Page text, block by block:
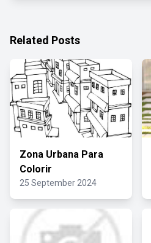
Related Posts
Zona Urbana Para
Colorir
25 September 2024